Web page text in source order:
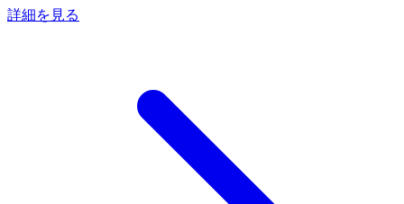
詳細を見る